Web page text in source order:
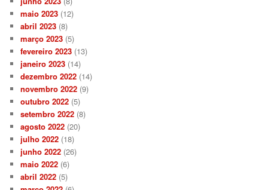
maio 2023 (12)
abril 2023 (8)
março 2023 (5)
fevereiro 2023 (13)
janeiro 2023 (14)
dezembro 2022 (14)
novembro 2022 (9)
outubro 2022 (5)
setembro 2022 (8)
agosto 2022 (20)
julho 2022 (18)
junho 2022 (26)
maio 2022 (6)
abril 2022 (5)